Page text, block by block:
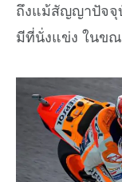
ถึงแม้สัญญาปัจจุ
มีที่นั่งแข่ง ในขณ